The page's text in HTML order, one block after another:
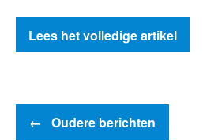
Lees het volledige artikel
← Oudere berichten